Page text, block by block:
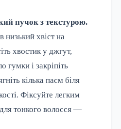
пучок з текстурою.
низький хвіст на
хвостик у джгут,
гумки і закріпіть
кілька пасм біля
Фіксуйте легким
тонкого волосся —